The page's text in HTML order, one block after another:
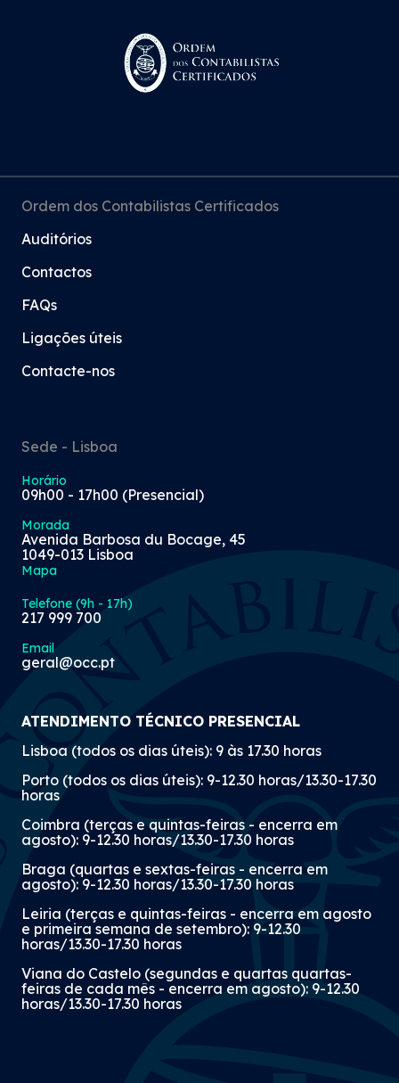
Ordem dos Contabilistas Certificados
Auditórios
Contactos
FAQs
Ligações úteis
Contacte-nos
Sede - Lisboa
Horário
09h00 - 17h00 (Presencial)
Morada
Avenida Barbosa du Bocage, 45
1049-013 Lisboa
Mapa
Telefone (9h - 17h)
217 999 700
Email
geral@occ.pt
ATENDIMENTO TÉCNICO PRESENCIAL
Lisboa (todos os dias úteis): 9 às 17.30 horas
Porto (todos os dias úteis): 9-12.30 horas/13.30-17.30
horas
Coimbra (terças e quintas-feiras - encerra em
agosto): 9-12.30 horas/13.30-17.30 horas
Braga (quartas e sextas-feiras - encerra em
agosto): 9-12.30 horas/13.30-17.30 horas
Leiria (terças e quintas-feiras - encerra em agosto
e primeira semana de setembro): 9-12.30
horas/13.30-17.30 horas
Viana do Castelo (segundas e quartas quartas-
feiras de cada mês - encerra em agosto): 9-12.30
horas/13.30-17.30 horas